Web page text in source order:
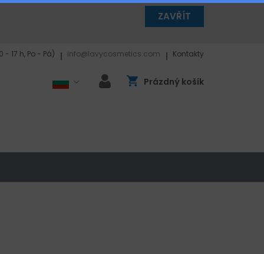
ZAVŘÍT
- 17 h, Po - Pá) info@lavycosmetics.com Kontakty
Prázdný košík